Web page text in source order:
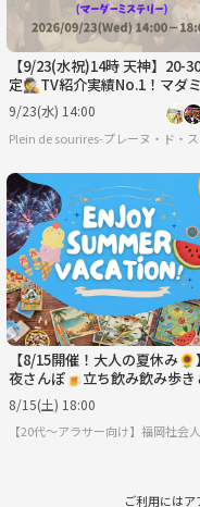
【9/23(水祝)14時 天神】20-
定🕵️TV紹介実績No.1！マダ
友達作り☆初心者歓迎/満席
9/23(水) 14:00
Plein de sourires-プレーヌ・ド・
【8/15開催！大人の夏休み🌻
夜さんぽ🍺立ち飲み飲み歩き
火🎇
8/15(土) 18:00
【20代〜アラサー向け】福岡社
ご利用には